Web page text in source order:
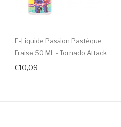
E-Liquide Passion Pastèque
Fraise 50 ML - Tornado Attack
€10,09